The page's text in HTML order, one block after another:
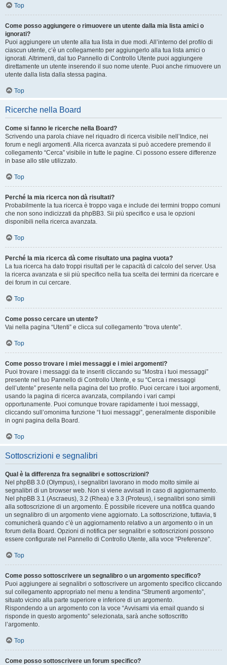
Top
Come posso aggiungere o rimuovere un utente dalla mia lista amici o
ignorati?
Puoi aggiungere un utente alla tua lista in due modi. All’interno del profilo di
ciascun utente, c’è un collegamento per aggiungerlo alla tua lista amici o
ignorati. Altrimenti, dal tuo Pannello di Controllo Utente puoi aggiungere
direttamente un utente inserendo il suo nome utente. Puoi anche rimuovere un
utente dalla lista dalla stessa pagina.
Top
Ricerche nella Board
Come si fanno le ricerche nella Board?
Scrivendo una parola chiave nel riquadro di ricerca visibile nell’Indice, nei
forum e negli argomenti. Alla ricerca avanzata si può accedere premendo il
collegamento “Cerca” visibile in tutte le pagine. Ci possono essere differenze
in base allo stile utilizzato.
Top
Perché la mia ricerca non dà risultati?
Probabilmente la tua ricerca è troppo vaga e include dei termini troppo comuni
che non sono indicizzati da phpBB3. Sii più specifico e usa le opzioni
disponibili nella ricerca avanzata.
Top
Perché la mia ricerca dà come risultato una pagina vuota?
La tua ricerca ha dato troppi risultati per le capacità di calcolo del server. Usa
la ricerca avanzata e sii più specifico nella tua scelta dei termini da ricercare e
dei forum in cui cercare.
Top
Come posso cercare un utente?
Vai nella pagina “Utenti” e clicca sul collegamento “trova utente”.
Top
Come posso trovare i miei messaggi e i miei argomenti?
Puoi trovare i messaggi da te inseriti cliccando su “Mostra i tuoi messaggi”
presente nel tuo Pannello di Controllo Utente, e su “Cerca i messaggi
dell’utente” presente nella pagina del tuo profilo. Puoi cercare i tuoi argomenti,
usando la pagina di ricerca avanzata, compilando i vari campi
opportunamente. Puoi comunque trovare rapidamente i tuoi messaggi,
cliccando sull’omonima funzione “I tuoi messaggi”, generalmente disponibile
in ogni pagina della Board.
Top
Sottoscrizioni e segnalibri
Qual è la differenza fra segnalibri e sottoscrizioni?
Nel phpBB 3.0 (Olympus), i segnalibri lavorano in modo molto simile ai
segnalibri di un browser web. Non si viene avvisati in caso di aggiornamento.
Nel phpBB 3.1 (Ascraeus), 3.2 (Rhea) e 3.3 (Proteus), i segnalibri sono simili
alla sottoscrizione di un argomento. È possibile ricevere una notifica quando
un segnalibro di un argomento viene aggiornato. La sottoscrizione, tuttavia, ti
comunicherà quando c’è un aggiornamento relativo a un argomento o in un
forum della Board. Opzioni di notifica per segnalibri e sottoscrizioni possono
essere configurate nel Pannello di Controllo Utente, alla voce “Preferenze”.
Top
Come posso sottoscrivere un segnalibro o un argomento specifico?
Puoi aggiungere ai segnalibri o sottoscrivere un argomento specifico cliccando
sul collegamento appropriato nel menu a tendina “Strumenti argomento”,
situato vicino alla parte superiore e inferiore di un argomento.
Rispondendo a un argomento con la voce “Avvisami via email quando si
risponde in questo argomento” selezionata, sarà anche sottoscritto
l’argomento.
Top
Come posso sottoscrivere un forum specifico?